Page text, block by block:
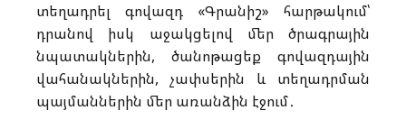
տեղադրել գովազդ «Գրանիշ» հարթակում՝
դրանով իսկ աջակցելով մեր ծրագրային
նպատակներին, ծանոթացեք գովազդային
վահանակներին, չափսերին և տեղադրման
պայմաններին մեր առանձին էջում․